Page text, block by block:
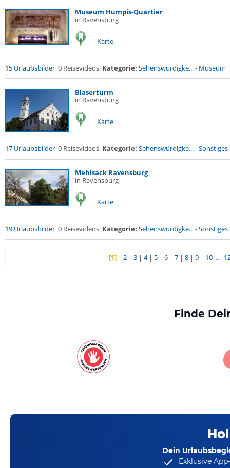
Museum Humpis-Quartier
in Ravensburg
Karte
15 Urlaubsbilder 0 Reisevideos Kategorie: Sehenswürdigke...- Museum
Blaserturm
in Ravensburg
Karte
17 Urlaubsbilder 0 Reisevideos Kategorie: Sehenswürdigke...-
Mehlsack Ravensburg
in Ravensburg
Karte
19 Urlaubsbilder 0 Reisevideos Kategorie: Sehenswürdigke...-
[1]| 2| 3| 4| 5| 6| 7| 8| 9| 10 ...
Finde
Dein
Exklusive